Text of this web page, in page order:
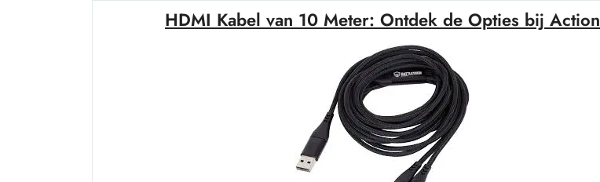
HDMI Kabel van 10 Meter: Ontdek de Opties bij Action